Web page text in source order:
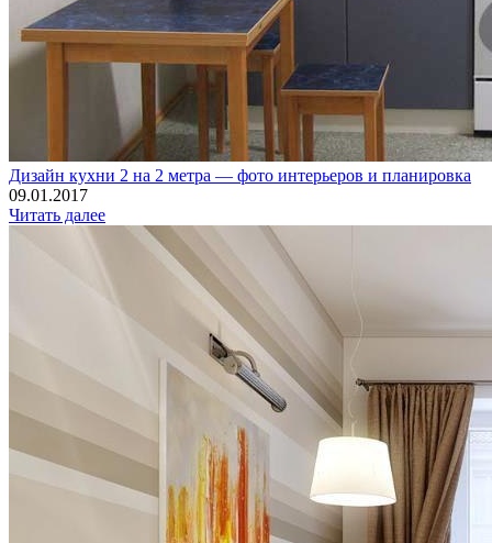
Дизайн кухни 2 на 2 метра — фото интерьеров и планировка
09.01.2017
Читать далее